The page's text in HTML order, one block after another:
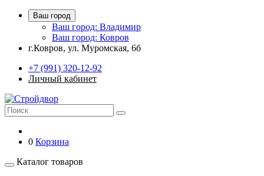
Ваш город
Ваш город: Владимир
Ваш город: Ковров
г.Ковров, ул. Муромская, 6б
+7 (991) 320-12-92
Личный кабинет
0 Корзина
Каталог товаров